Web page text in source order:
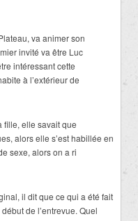
va animer son
invité va être Luc
intéressant cette
à l’extérieur de
fille, elle savait que
alors elle s’est habillée en
sexe, alors on a ri
il dit que ce qui a été fait
de l’entrevue. Quel